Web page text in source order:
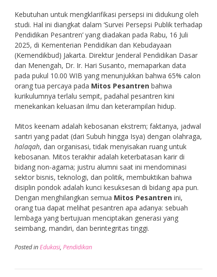
Kebutuhan untuk mengklarifikasi persepsi ini didukung oleh
studi. Hal ini diangkat dalam ‘Survei Persepsi Publik terhadap
Pendidikan Pesantren’ yang diadakan pada Rabu, 16 Juli
2025, di Kementerian Pendidikan dan Kebudayaan
(Kemendikbud) Jakarta. Direktur Jenderal Pendidikan Dasar
dan Menengah, Dr. Ir. Hari Susanto, memaparkan data
pada pukul 10.00 WIB yang menunjukkan bahwa 65% calon
orang tua percaya pada Mitos Pesantren bahwa
kurikulumnya terlalu sempit, padahal pesantren kini
menekankan keluasan ilmu dan keterampilan hidup.
Mitos keenam adalah kebosanan ekstrem; faktanya, jadwal
santri yang padat (dari Subuh hingga Isya) dengan olahraga,
halaqah, dan organisasi, tidak menyisakan ruang untuk
kebosanan. Mitos terakhir adalah keterbatasan karir di
bidang non-agama; justru alumni saat ini mendominasi
sektor bisnis, teknologi, dan politik, membuktikan bahwa
disiplin pondok adalah kunci kesuksesan di bidang apa pun.
Dengan menghilangkan semua Mitos Pesantren ini,
orang tua dapat melihat pesantren apa adanya: sebuah
lembaga yang bertujuan menciptakan generasi yang
seimbang, mandiri, dan berintegritas tinggi.
Posted inEdukasi, Pendidikan